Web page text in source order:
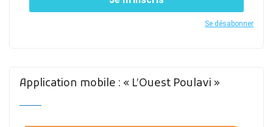
Se désabonner
Application mobile : « L’Ouest Poulavi »